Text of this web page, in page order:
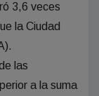
3,6 veces
la Ciudad
las
a la suma